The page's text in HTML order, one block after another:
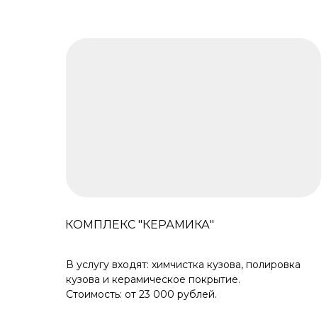
КОМПЛЕКС "КЕРАМИКА"
В услугу входят: химчистка кузова, полировка
кузова и керамическое покрытие.
Стоимость: от 23 000 рублей.